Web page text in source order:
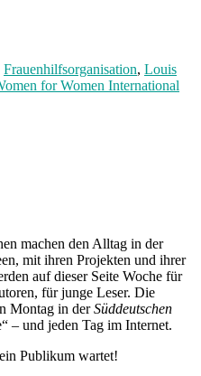
Frauenhilfsorganisation, Louis
for Women International
machen den Alltag in der
mit ihren Projekten und ihrer
auf dieser Seite Woche für
für junge Leser. Die
Montag in derSüddeutschen
– und jeden Tag im Internet.
Publikum wartet!